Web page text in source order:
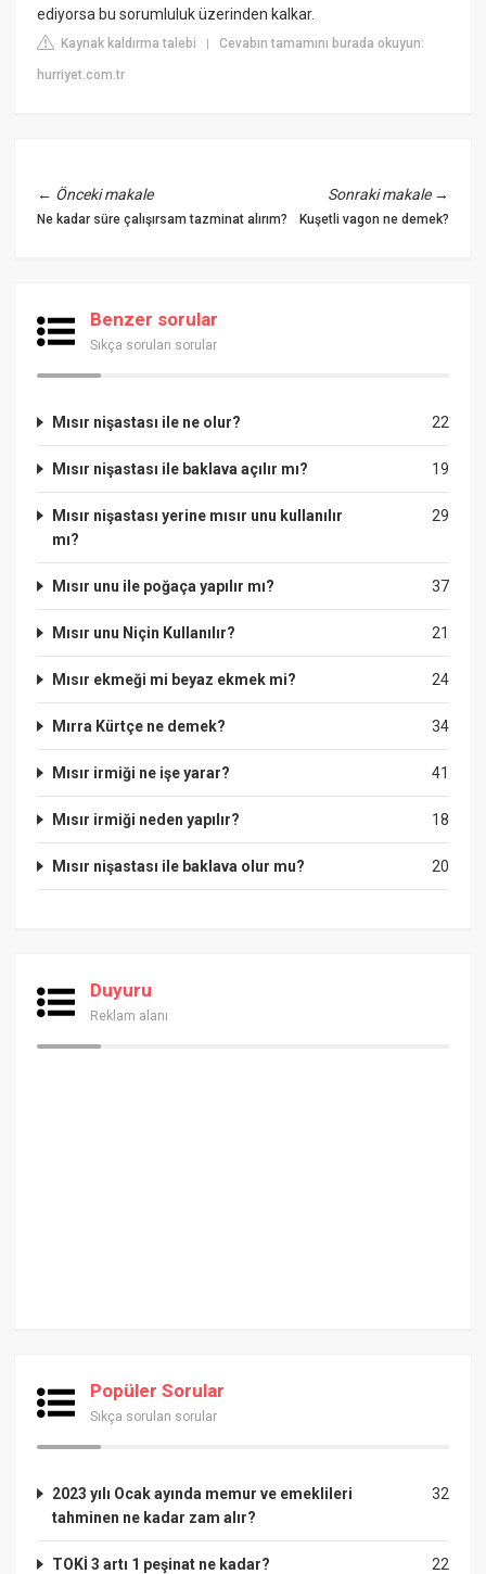
ediyorsa bu sorumluluk üzerinden kalkar.
Kaynak kaldırma talebi |Cevabın tamamını burada okuyun:
hurriyet.com.tr
← Önceki makale
Ne kadar süre çalışırsam tazminat alırım?
Sonraki makale→
Kuşetli vagon ne demek?
Benzer sorular
Sıkça sorulan sorular
22
Mısır nişastası ile ne olur?
19
Mısır nişastası ile baklava açılır mı?
29
Mısır nişastası yerine mısır unu kullanılır
mı?
37
Mısır unu ile poğaça yapılır mı?
21
Mısır unu Niçin Kullanılır?
24
Mısır ekmeği mi beyaz ekmek mi?
34
Mırra Kürtçe ne demek?
41
Mısır irmiği ne işe yarar?
18
Mısır irmiği neden yapılır?
20
Mısır nişastası ile baklava olur mu?
Duyuru
Reklam alanı
Popüler Sorular
Sıkça sorulan sorular
32
2023 yılı Ocak ayında memur ve emeklileri
tahminen ne kadar zam alır?
22
TOKİ 3 artı 1 peşinat ne kadar?